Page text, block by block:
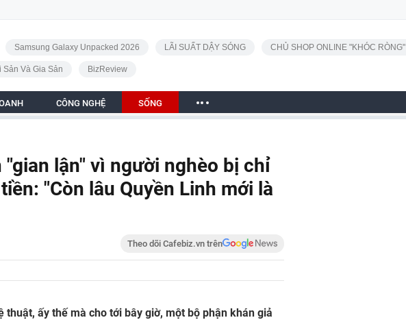
Samsung Galaxy Unpacked 2026 LÃI SUẤT DẬY SÓNG CHỦ SHOP ONLINE "KHÓC RÒNG"
Sản Và Gia Sản BizReview
CÔNG NGHỆ SỐNG
"gian lận" vì người nghèo bị chỉ
"Còn lâu Quyền Linh mới là
Theo dõi Cafebiz.vn trên
thuật, ấy thế mà cho tới bây giờ, một bộ phận khán giả